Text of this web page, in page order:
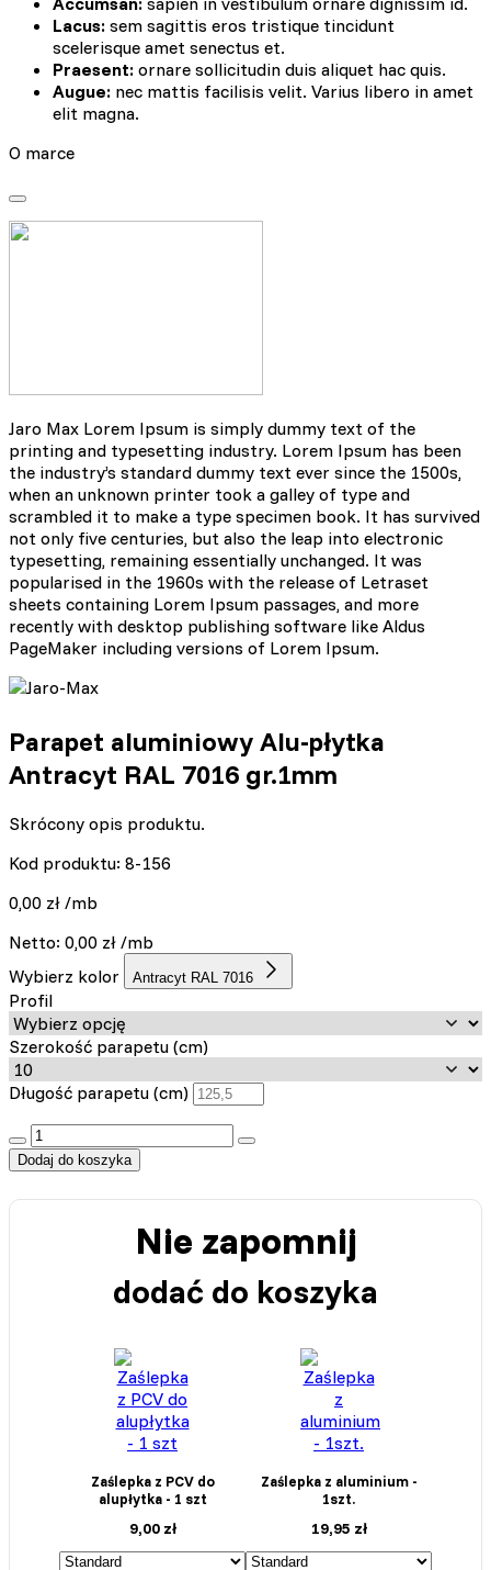
Lacus: sem sagittis eros tristique tincidunt
scelerisque amet senectus et.
Praesent: ornare sollicitudin duis aliquet hac quis.
Augue: nec mattis facilisis velit. Varius libero in amet
elit magna.
O marce
Jaro Max Lorem Ipsum is simply dummy text of the
printing and typesetting industry. Lorem Ipsum has been
the industry’s standard dummy text ever since the 1500s,
when an unknown printer took a galley of type and
scrambled it to make a type specimen book. It has survived
not only five centuries, but also the leap into electronic
typesetting, remaining essentially unchanged. It was
popularised in the 1960s with the release of Letraset
sheets containing Lorem Ipsum passages, and more
recently with desktop publishing software like Aldus
PageMaker including versions of Lorem Ipsum.
Parapet aluminiowy Alu-płytka
Antracyt RAL 7016 gr.1mm
Skrócony opis produktu.
Kod produktu: 8-156
0,00 zł /mb
Netto: 0,00 zł /mb
Wybierz kolor
Antracyt RAL 7016
Profil
Szerokość parapetu (cm)
Długość parapetu (cm)
:product_name quantity
Dodaj do koszyka
Nie zapomnij
dodać do koszyka
Zaślepka z PCV do
alupłytka - 1 szt
9,00 zł
Zaślepka z aluminium -
1szt.
19,95 zł